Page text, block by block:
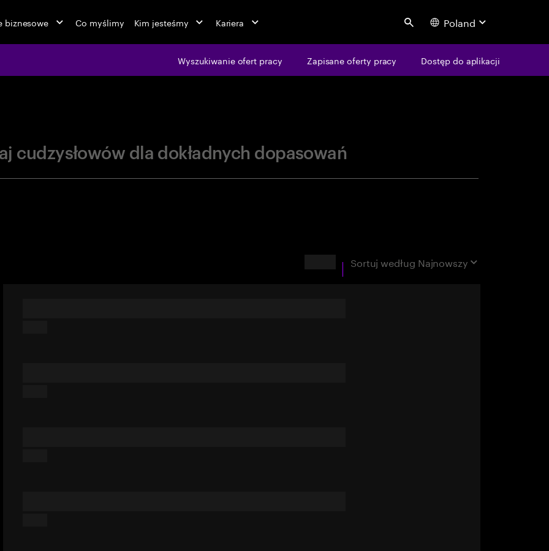
biznesowe Co myślimy Kim jesteśmy Kariera Search Poland
at Accenture
Wyszukiwanie ofert pracy Zapisane oferty pracy Dostęp do aplikacji
cudzysłowów dla dokładnych dopasowań
Sortuj według Najnowszy